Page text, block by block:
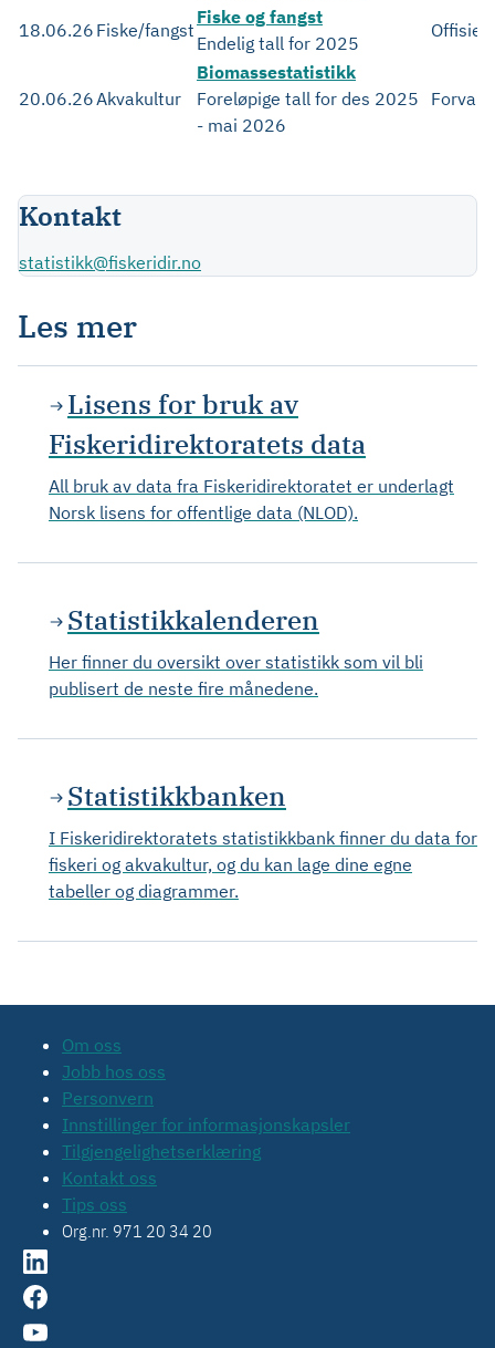
18.06.26 Fiske/fangst
Fiske og fangst
Endelig tall for 2025
Offisiell
20.06.26Akvakultur
Biomassestatistikk
Foreløpige tall for des 2025
- mai 2026
Kontakt
statistikk@fiskeridir.no
Les mer
Lisens for bruk av
Fiskeridirektoratets data
All bruk av data fra Fiskeridirektoratet er underlagt
Norsk lisens for offentlige data (NLOD).
Statistikkalenderen
Her finner du oversikt over statistikk som vil bli
publisert de neste fire månedene.
Statistikkbanken
I Fiskeridirektoratets statistikkbank finner du data for
fiskeri og akvakultur, og du kan lage dine egne
tabeller og diagrammer.
Om oss
Jobb hos oss
Personvern
Innstillinger for informasjonskapsler
Tilgjengelighetserklæring
Kontakt oss
Tips oss
Org.nr. 971 20 34 20